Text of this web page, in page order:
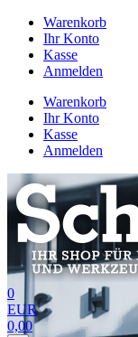
Warenkorb
Ihr Konto
Kasse
Anmelden
Warenkorb
Ihr Konto
Kasse
Anmelden
0
EUR
0,00